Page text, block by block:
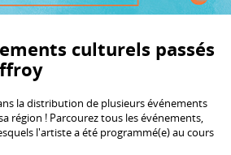
culturels passés
la distribution de plusieurs événements
région ! Parcourez tous les événements,
l'artiste a été programmé(e) au cours